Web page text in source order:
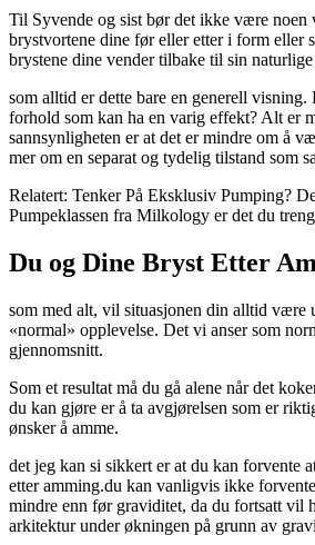
Til Syvende og sist bør det ikke være noen
brystvortene dine før eller etter i form eller
brystene dine vender tilbake til sin naturlige
som alltid er dette bare en generell visning.
forhold som kan ha en varig effekt? Alt er
sannsynligheten er at det er mindre om å
mer om en separat og tydelig tilstand som
Relatert: Tenker På Eksklusiv Pumping?
Pumpeklassen fra Milkology er det du
Du og Dine Bryst Etter
som med alt, vil situasjonen din alltid være
«normal» opplevelse. Det vi anser som
gjennomsnitt.
Som et resultat må du gå alene når det
du kan gjøre er å ta avgjørelsen som er
ønsker å amme.
det jeg kan si sikkert er at du kan forvente
etter amming.du kan vanligvis ikke
mindre enn før graviditet, da du fortsatt vil
arkitektur under økningen på grunn av